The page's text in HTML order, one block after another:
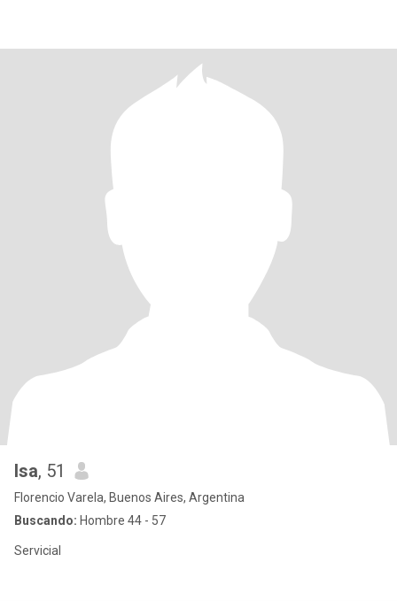
Isa, 51
Florencio Varela, Buenos Aires, Argentina
Buscando: Hombre 44 - 57
Servicial